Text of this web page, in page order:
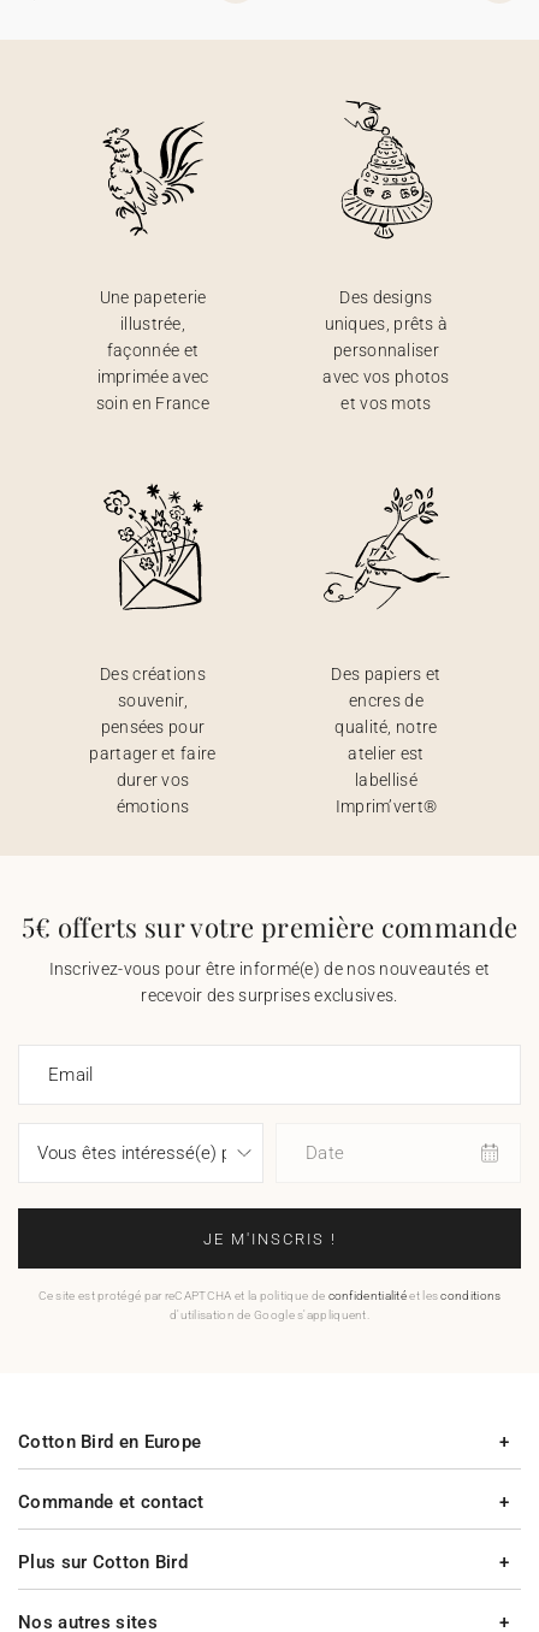
Une papeterie
illustrée,
façonnée et
imprimée avec
soin en France
Des designs
uniques, prêts à
personnaliser
avec vos photos
et vos mots
Des créations
souvenir,
pensées pour
partager et faire
durer vos
émotions
Des papiers et
encres de
qualité, notre
atelier est
labellisé
Imprim’vert®
5€ offerts sur votre première commande
Inscrivez-vous pour être informé(e) de nos nouveautés et
recevoir des surprises exclusives.
Email
Date
JE M'INSCRIS !
Ce site est protégé par reCAPTCHA et la politique de confidentialitéet lesconditions
d'utilisation de Google s'appliquent.
Commande et contact
Plus sur Cotton Bird
Cotton Bird en Europe
Nos autres sites